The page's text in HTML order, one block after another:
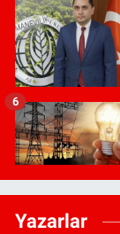
6
Yazarlar